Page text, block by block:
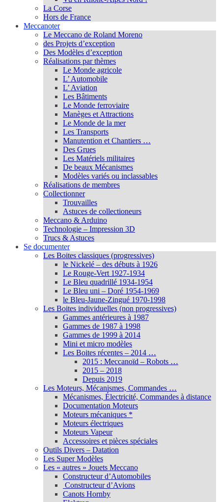
La Corse
Hors de France
Meccanoter
Le Meccano de Roland Moreno
des Projets d’exception
Des Modèles d’exception
Réalisations par thèmes
Le Monde agricole
L’ Automobile
L’ Aviation
Les Bâtiments
Le Monde ferroviaire
Manèges et Attractions
Le Monde de la mer
Les Transports
Manutention et Chantiers …
Des Grues
Les Matériels militaires
De beaux Mécanismes
Modèles variés ou inclassables
Réalisations de membres
Collectionner
Trouvailles
Astuces de collectioneurs
Meccano & Arduino
Technologie – Impression 3D
Trucs & Astuces
Se documenter
Les Boites classiques (progressives)
le Nickelé – des débuts à 1926
Le Rouge-Vert 1927-1934
Le Bleu quadrillé 1934-1954
Le Bleu uni – Doré 1954-1969
le Bleu-Jaune-Zingué 1970-1998
Les Boites individuelles (non progressives)
Gammes antérieures à 1987
Gammes de 1987 à 1998
Gammes de 1999 à 2014
Mini et micro modèles
Les Boites récentes – 2014 …
2015 : Meccanoïd – Robots …
2015 – 2018
Depuis 2019
Les Moteurs, Mécanismes, Commandes …
Mécanismes, Électricité, Commandes à distance
Documentation Moteurs
Moteurs mécaniques *
Moteurs électriques
Moteurs Vapeur
Accessoires et pièces spéciales
Outils Divers – Datation
Les Super Modèles
Les « autres » Jouets Meccano
Constructeur d’Automobiles
Constructeur d’Avions
Canots Hornby